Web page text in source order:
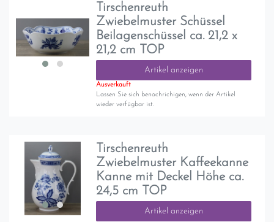
Tirschenreuth
Zwiebelmuster Schüssel
Beilagenschüssel ca. 21,2 x
21,2 cm TOP
Artikel anzeigen
Ausverkauft
Lassen Sie sich benachrichigen, wenn der Artikel
wieder verfügbar ist.
Tirschenreuth
Zwiebelmuster Kaffeekanne
Kanne mit Deckel Höhe ca.
24,5 cm TOP
Artikel anzeigen